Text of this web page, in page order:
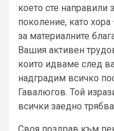
което сте направили
поколение, като
за материалните
Вашия активен
които идваме след
надградим всичко
Гавалюгов. Той
всички заедно
Своя поздрав към